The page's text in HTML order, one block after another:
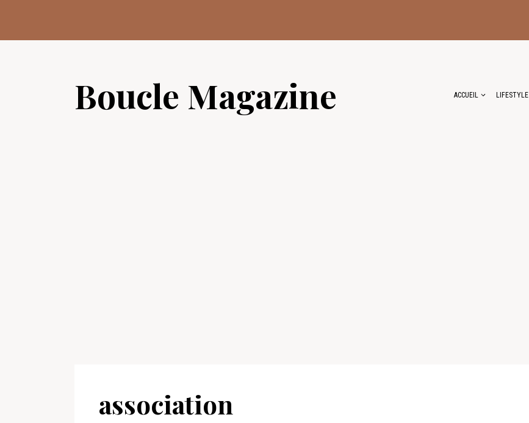
contenu
Boucle Magazine ACCUEIL LIFESTYLE
association